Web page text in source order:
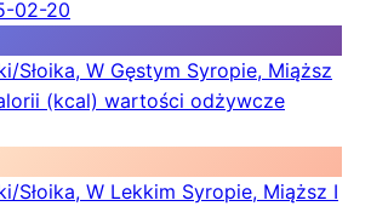
02-20
Słoika, W Gęstym Syropie, Miąższ
(kcal) wartości odżywcze
Słoika, W Lekkim Syropie, Miąższ I